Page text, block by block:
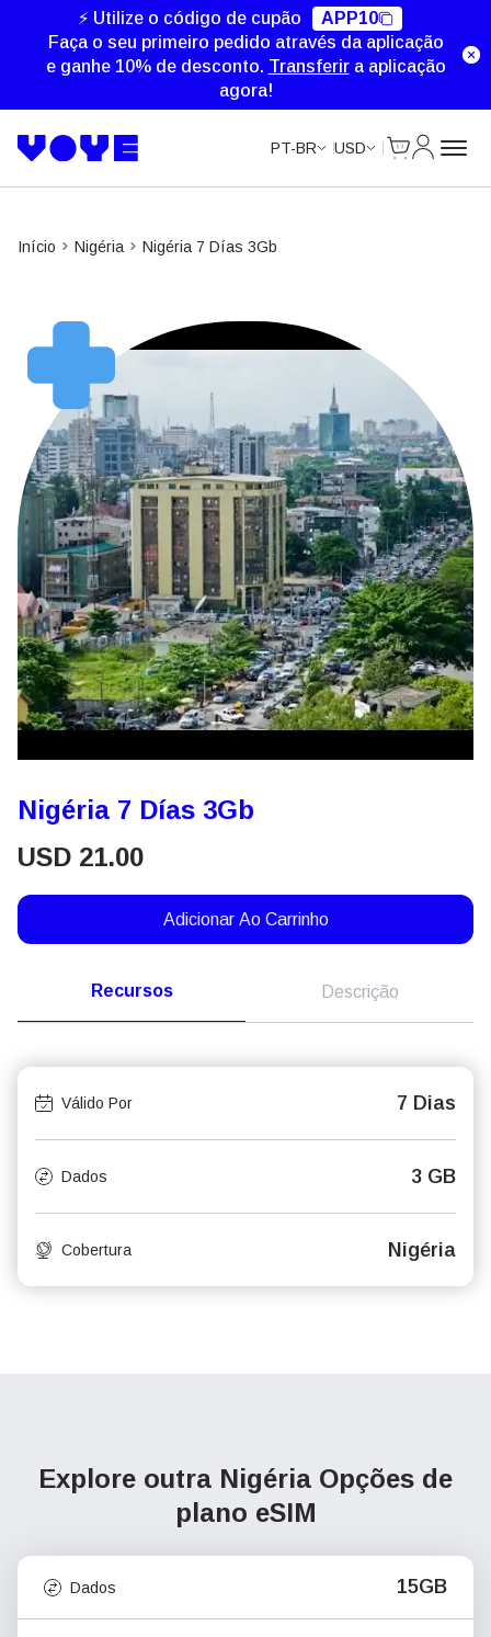
⚡ Utilize o código de cupão
APP10
Faça o seu primeiro pedido através da aplicação
e ganhe 10% de desconto. Transferira aplicação
agora!
PT-BR USD
Início Nigéria Nigéria 7 Días 3Gb
Nigéria 7 Días 3Gb
USD 21.00
Adicionar Ao Carrinho
Recursos Descrição
Válido Por 7 Dias
Dados 3 GB
Cobertura Nigéria
Explore outra Nigéria Opções de
plano eSIM
Dados 15GB